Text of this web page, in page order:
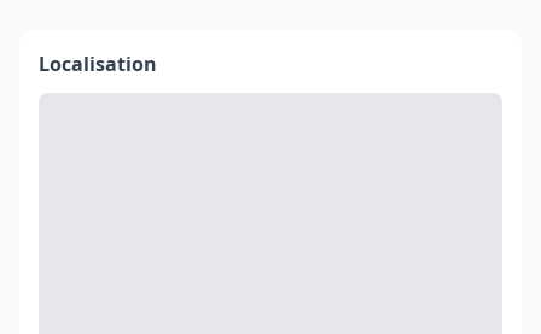
Localisation